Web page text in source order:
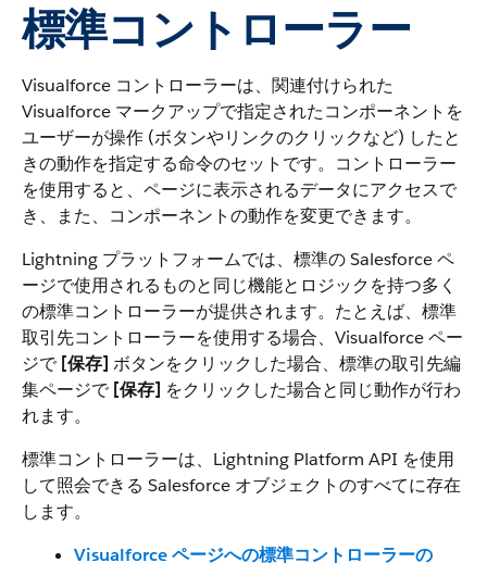
標準コントローラー
Visualforce コントローラーは、関連付けられた
Visualforce マークアップで指定されたコンポーネントを
ユーザーが操作 (ボタンやリンクのクリックなど) したと
きの動作を指定する命令のセットです。コントローラー
を使用すると、ページに表示されるデータにアクセスで
き、また、コンポーネントの動作を変更できます。
Lightning プラットフォームでは、標準の Salesforce ペ
ージで使用されるものと同じ機能とロジックを持つ多く
の標準コントローラーが提供されます。たとえば、標準
取引先コントローラーを使用する場合、Visualforce ペー
ジで [保存] ボタンをクリックした場合、標準の取引先編
集ページで [保存] をクリックした場合と同じ動作が行わ
れます。
標準コントローラーは、Lightning Platform API を使用
して照会できる Salesforce オブジェクトのすべてに存在
します。
Visualforce ページへの標準コントローラーの